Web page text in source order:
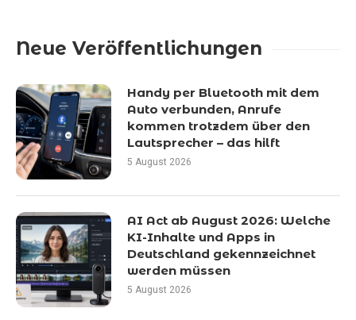
Neue Veröffentlichungen
Handy per Bluetooth mit dem
Auto verbunden, Anrufe
kommen trotzdem über den
Lautsprecher – das hilft
5 August 2026
AI Act ab August 2026: Welche
KI-Inhalte und Apps in
Deutschland gekennzeichnet
werden müssen
5 August 2026